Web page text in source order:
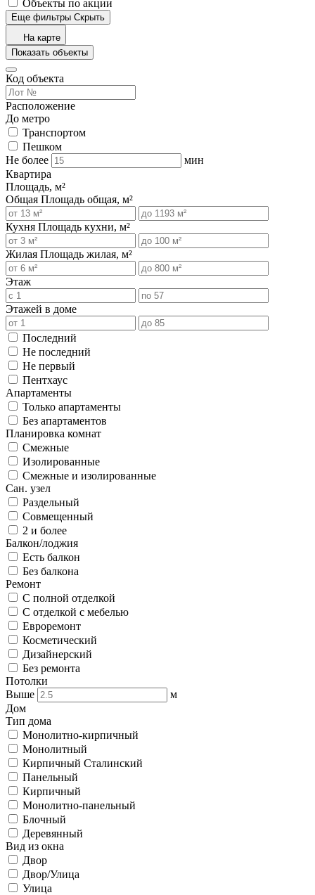
Объекты по акции
Еще фильтры Скрыть
На карте
Показать объекты
Код объекта
Расположение
До метро
Транспортом
Пешком
Не более
мин
Квартира
Площадь, м²
Общая Площадь общая, м²
Кухня Площадь кухни, м²
Жилая Площадь жилая, м²
Этаж
Этажей в доме
Последний
Не последний
Не первый
Пентхаус
Апартаменты
Только апартаменты
Без апартаментов
Планировка комнат
Смежные
Изолированные
Смежные и изолированные
Сан. узел
Раздельный
Совмещенный
2 и более
Балкон/лоджия
Есть балкон
Без балкона
Ремонт
С полной отделкой
С отделкой с мебелью
Евроремонт
Косметический
Дизайнерский
Без ремонта
Потолки
Выше
м
Дом
Тип дома
Монолитно-кирпичный
Монолитный
Кирпичный Сталинский
Панельный
Кирпичный
Монолитно-панельный
Блочный
Деревянный
Вид из окна
Двор
Двор/Улица
Улица